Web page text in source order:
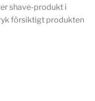
shave-produkt i
försiktigt produkten